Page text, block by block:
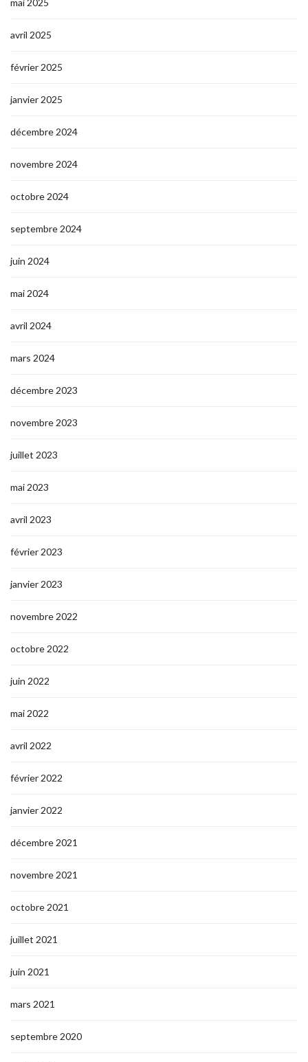
mai 2025
avril 2025
février 2025
janvier 2025
décembre 2024
novembre 2024
octobre 2024
septembre 2024
juin 2024
mai 2024
avril 2024
mars 2024
décembre 2023
novembre 2023
juillet 2023
mai 2023
avril 2023
février 2023
janvier 2023
novembre 2022
octobre 2022
juin 2022
mai 2022
avril 2022
février 2022
janvier 2022
décembre 2021
novembre 2021
octobre 2021
juillet 2021
juin 2021
mars 2021
septembre 2020